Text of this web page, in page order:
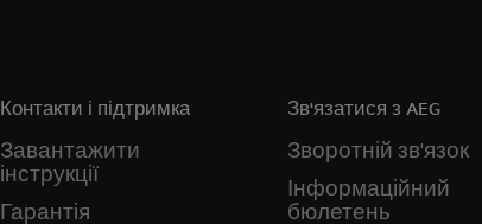
Контакти і підтримка
Завантажити
інструкції
Гарантія
Зв'язатися з AEG
Зворотній зв'язок
Інформаційний
бюлетень